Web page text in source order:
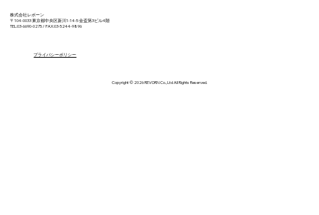
株式会社レボーン
〒104-0033 東京都中央区新川1-14-5金盃第3ビル4階
TEL:03-6690-0275 / FAX:03-5244-9896
プライバシーポリシー
Copyright © 2026 REVORN Co., Ltd All Rights Reserved.